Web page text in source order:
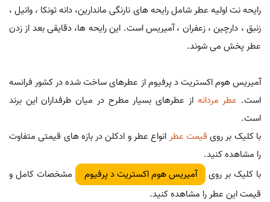
رایحه نت اولیه عطر شامل رایحه های نارنگی ماندارین، دانه تونکا ، وانیل ،
زنبق ، دارچین ، زعفران ، آمیریس است. این رایحه ها، دقایقی بعد از زدن
عطر پخش می شوند.
آمیریس هوم اکستریت د پرفیوم از عطرهای ساخت شده در کشور فرانسه
است. عطر مردانه از عطرهای بسیار مطرح در میان طرفداران این برند
است.
با کلیک بر روی قیمت عطر انواع عطر و ادکلن در بازه های قیمتی متفاوت
را مشاهده کنید.
با کلیک بر روی
آمیریس هوم اکستریت د پرفیوم
مشخصات کامل و
قیمت این عطر را مشاهده کنید.